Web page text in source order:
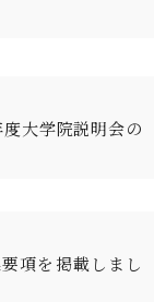
大学院説明会の
項を掲載しまし